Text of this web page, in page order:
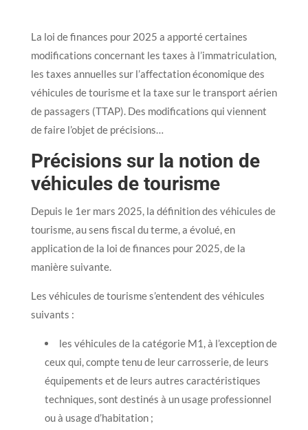
La loi de finances pour 2025 a apporté certaines
modifications concernant les taxes à l’immatriculation,
les taxes annuelles sur l’affectation économique des
véhicules de tourisme et la taxe sur le transport aérien
de passagers (TTAP). Des modifications qui viennent
de faire l’objet de précisions…
Précisions sur la notion de
véhicules de tourisme
Depuis le 1er mars 2025, la définition des véhicules de
tourisme, au sens fiscal du terme, a évolué, en
application de la loi de finances pour 2025, de la
manière suivante.
Les véhicules de tourisme s’entendent des véhicules
suivants :
les véhicules de la catégorie M1, à l’exception de
ceux qui, compte tenu de leur carrosserie, de leurs
équipements et de leurs autres caractéristiques
techniques, sont destinés à un usage professionnel
ou à usage d’habitation ;